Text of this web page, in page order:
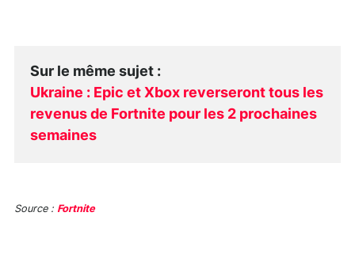
Sur le même sujet :
Ukraine : Epic et Xbox reverseront tous les
revenus de Fortnite pour les 2 prochaines
semaines
Source : Fortnite